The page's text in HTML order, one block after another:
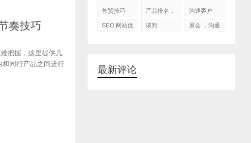
奏技巧
把握，这里提供几
同行产品之间进行
外贸技巧
产品排名，
沟通客户
SEO 网站优
谈判
展会 ，沟通
最新评论